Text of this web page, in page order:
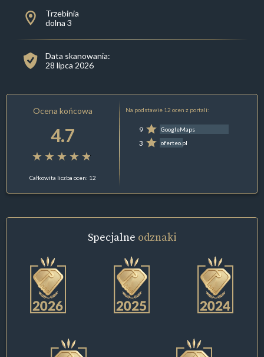
Trzebinia
dolna 3
Data skanowania:
28 lipca 2026
Ocena końcowa
4.7
Całkowita liczba ocen: 12
Na podstawie 12 ocen z portali:
9 GoogleMaps
3 oferteo.pl
Specjalne odznaki